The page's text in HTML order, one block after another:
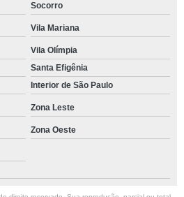
Socorro
Vila Mariana
Vila Olímpia
Santa Efigênia
Interior de São Paulo
Zona Leste
Zona Oeste